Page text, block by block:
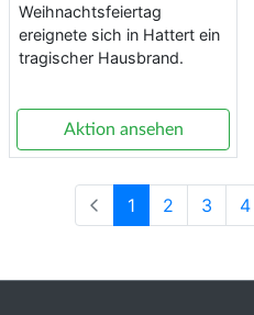
Weihnachtsfeiertag
ereignete sich in Hattert ein
tragischer Hausbrand.
Aktion ansehen
1 2 3 4